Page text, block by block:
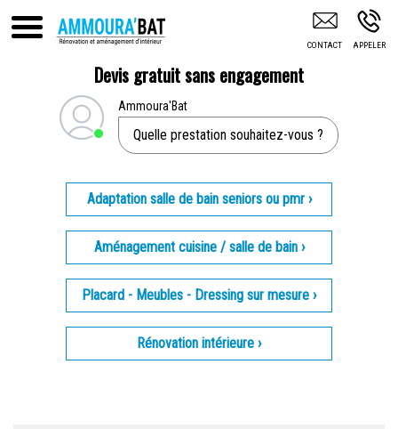
Entreprise De Rénovation Rénovation Intérieure DRANCY
Devis gratuit sans engagement
Ammoura'Bat
Quelle prestation souhaitez-vous ?
Adaptation salle de bain seniors ou pmr ›
Aménagement cuisine / salle de bain ›
Placard - Meubles - Dressing sur mesure ›
Rénovation intérieure ›